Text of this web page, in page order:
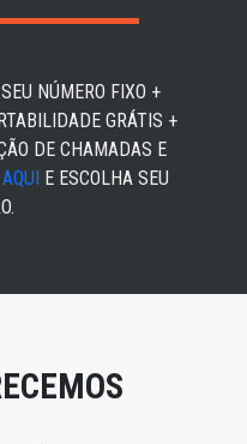
NÚMERO FIXO +
GRÁTIS +
DE CHAMADAS E
AQUI
E ESCOLHA SEU